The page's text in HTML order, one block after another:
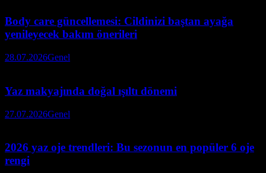
Body care güncellemesi: Cildinizi baştan ayağa
yenileyecek bakım önerileri
28.07.2026Genel
Yaz makyajında doğal ışıltı dönemi
27.07.2026Genel
2026 yaz oje trendleri: Bu sezonun en popüler 6 oje
rengi